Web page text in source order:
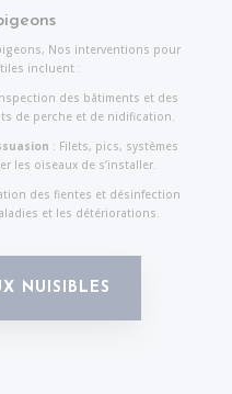
Nos interventions pour
incluent :
des bâtiments et des
de perche et de nidification.
: Filets, pics, systèmes
les oiseaux de s’installer.
des fientes et désinfection
et les détériorations.
NUISIBLES